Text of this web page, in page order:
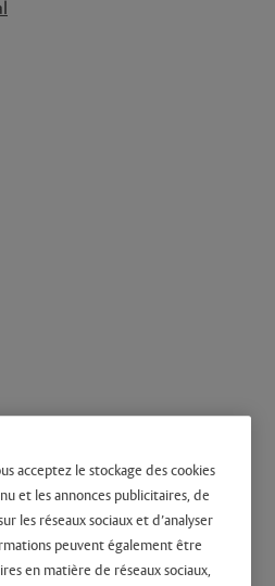
acceptez le stockage des cookies
et les annonces publicitaires, de
les réseaux sociaux et d’analyser
peuvent également être
en matière de réseaux sociaux,